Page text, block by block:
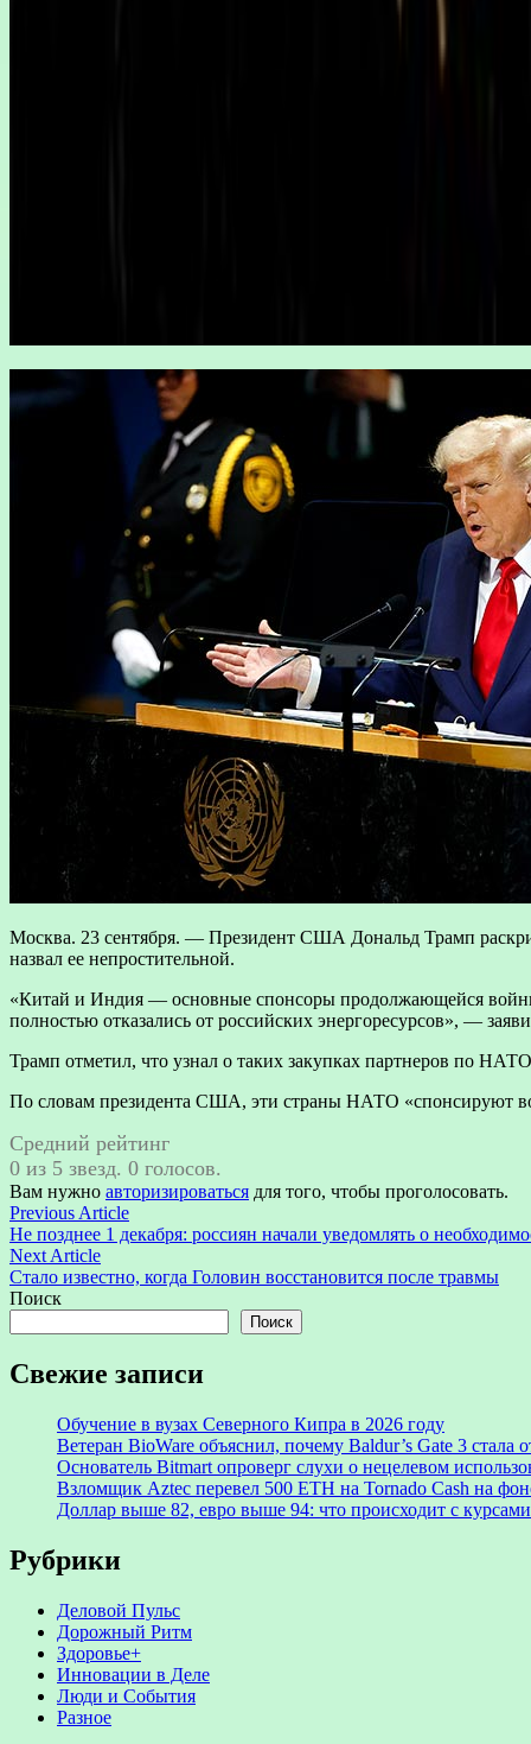
Москва. 23 сентября. — Президент США Дональд Трамп
назвал ее непростительной.
«Китай и Индия — основные спонсоры продолжающейся
полностью отказались от российских энергоресурсов», —
Трамп отметил, что узнал о таких закупках партнеров по
По словам президента США, эти страны НАТО «спонсируют
Средний рейтинг
0 из 5 звезд. 0 голосов.
Вам нужно авторизироваться для того, чтобы проголосовать.
Навигация
по
записям
Previous ArticlePrevious
article:
Не позднее 1 декабря: россиян начали уведомлять о
Next ArticleNext
article:
Стало известно, когда Головин восстановится после травмы
Поиск
Поиск
Свежие записи
Обучение в вузах Северного Кипра в 2026 году
Ветеран BioWare объяснил, почему Baldur’s Gate 3
Основатель Bitmart опроверг слухи о нецелевом
Взломщик Aztec перевел 500 ETH на Tornado Cash на
Доллар выше 82, евро выше 94: что происходит с
Рубрики
Деловой Пульс
Дорожный Ритм
Здоровье+
Инновации в Деле
Люди и События
Разное